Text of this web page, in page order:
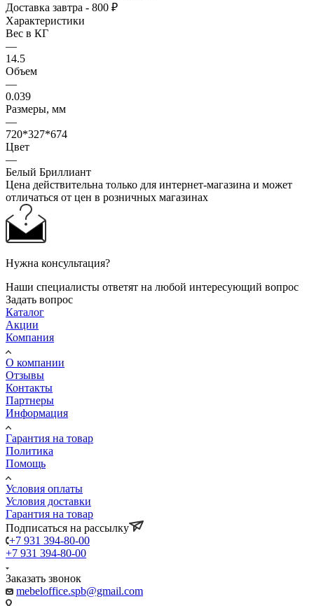
Доставка завтра - 800 ₽
Характеристики
Вес в КГ
—
14.5
Объем
—
0.039
Размеры, мм
—
720*327*674
Цвет
—
Белый Бриллиант
Цена действительна только для интернет-магазина и может
отличаться от цен в розничных магазинах
Нужна консультация?
Наши специалисты ответят на любой интересующий вопрос
Задать вопрос
Каталог
Акции
Компания
О компании
Отзывы
Контакты
Партнеры
Информация
Гарантия на товар
Политика
Помощь
Условия оплаты
Условия доставки
Гарантия на товар
Подписаться на рассылку
+7 931 394-80-00
+7 931 394-80-00
Заказать звонок
mebeloffice.spb@gmail.com